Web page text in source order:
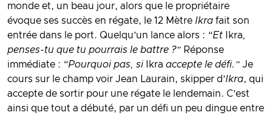
monde et, un beau jour, alors que le propriétaire
évoque ses succès en régate, le 12 Mètre Ikra fait son
entrée dans le port. Quelqu’un lance alors : “Et Ikra
penses-tu que tu pourrais le battre ?” Réponse
immédiate : “Pourquoi pas, si Ikra accepte le défi.” Je
cours sur le champ voir Jean Laurain, skipper d’Ikra, qui
accepte de sortir pour une régate le lendemain. C’est
ainsi que tout a débuté, par un défi un peu dingue entre